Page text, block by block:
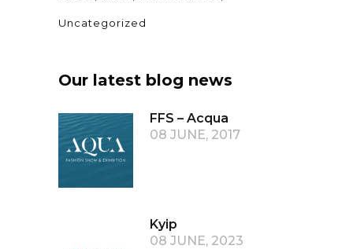
Uncategorized
Our latest blog news
FFS – Acqua
08 JUNE, 2017
Kyip
08 JUNE, 2023